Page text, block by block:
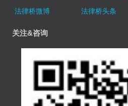
法律桥微博
法律桥头条
关注&咨询